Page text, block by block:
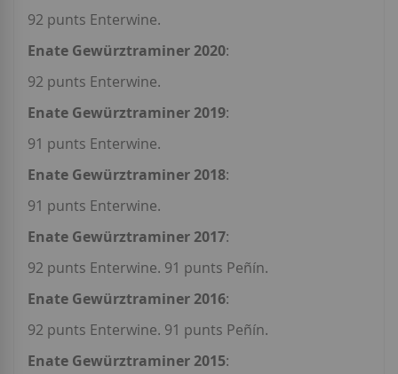
92 punts Enterwine.
Enate Gewürztraminer 2020:
92 punts Enterwine.
Enate Gewürztraminer 2019:
91 punts Enterwine.
Enate Gewürztraminer 2018:
91 punts Enterwine.
Enate Gewürztraminer 2017:
92 punts Enterwine. 91 punts Peñín.
Enate Gewürztraminer 2016:
92 punts Enterwine. 91 punts Peñín.
Enate Gewürztraminer 2015: